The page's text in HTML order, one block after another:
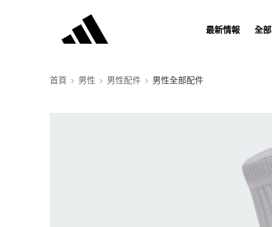
最新情報 全
首頁 男性 男性配件 男性全部配件